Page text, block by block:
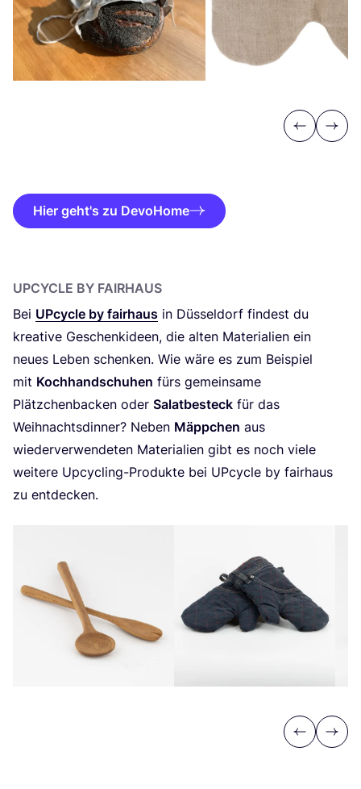
Previous
Next
Hier geht's zu DevoHome
UPCY­CLE BY FAIRHAUS
Bei UPcy­cle by fair­haus in Düs­sel­dorf fin­dest du
krea­ti­ve Geschenk­ideen, die alten Mate­ria­li­en ein
neu­es Leben schen­ken. Wie wäre es zum Bei­spiel
mit Koch­hand­schu­hen fürs gemein­sa­me
Plätz­chen­ba­cken oder Salat­be­steck für das
Weih­nachts­din­ner? Neben Mäpp­chen aus
wie­der­ver­wen­de­ten Mate­ria­li­en gibt es noch vie­le
wei­te­re Upcy­cling-Pro­duk­te bei UPcy­cle by fair­haus
zu entdecken.
Previous
Next